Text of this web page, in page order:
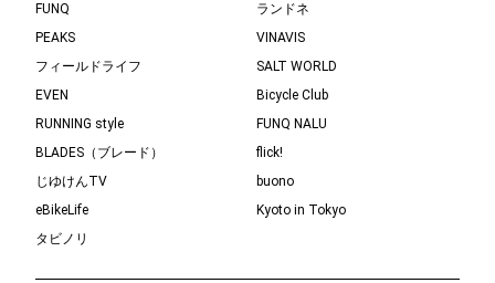
FUNQ
ランドネ
PEAKS
VINAVIS
フィールドライフ
SALT WORLD
EVEN
Bicycle Club
RUNNING style
FUNQ NALU
BLADES（ブレード）
flick!
じゆけんTV
buono
eBikeLife
Kyoto in Tokyo
タビノリ